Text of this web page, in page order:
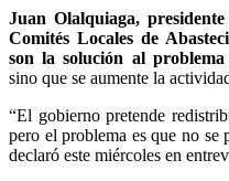
Juan Olalquiaga,
Comités Locales de
son la solución al problema
sino que se aumente la
“El gobierno pretende
pero el problema es que no se
declaró este miércoles en